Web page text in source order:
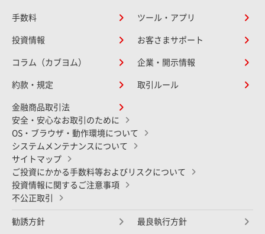
手数料 ツール・アプリ
投資情報 お客さまサポート
コラム（カブヨム） 企業・開示情報
約款・規定 取引ルール
金融商品取引法
安全・安心なお取引のために
OS・ブラウザ・動作環境について
システムメンテナンスについて
サイトマップ
ご投資にかかる手数料等およびリスクについて
投資情報に関するご注意事項
不公正取引
勧誘方針 最良執行方針